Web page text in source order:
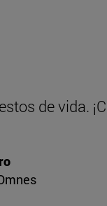
de vida.